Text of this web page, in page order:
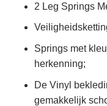
2 Leg Springs
Springs met
herkenning;
De Vinyl
gemakkelijk